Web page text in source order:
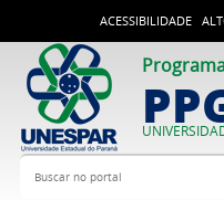
ACESSIBILIDADE
Buscar no portal